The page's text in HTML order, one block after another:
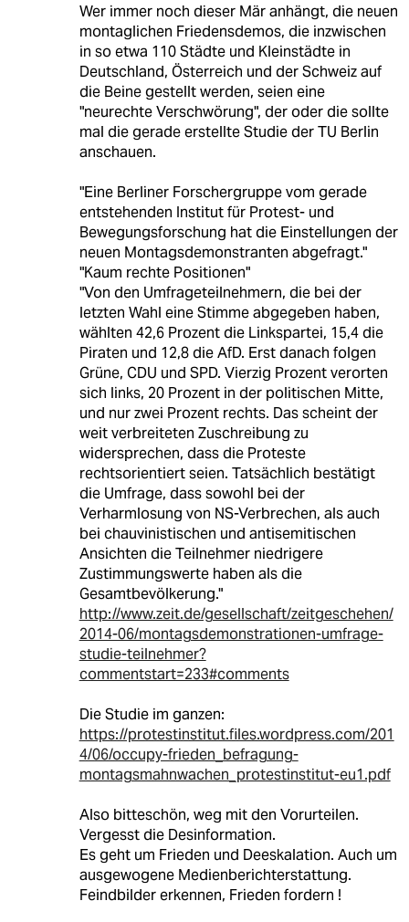
Wer immer noch dieser Mär anhängt, die neuen
montaglichen Friedensdemos, die inzwischen
in so etwa 110 Städte und Kleinstädte in
Deutschland, Österreich und der Schweiz auf
die Beine gestellt werden, seien eine
"neurechte Verschwörung", der oder die sollte
mal die gerade erstellte Studie der TU Berlin
anschauen.
"Eine Berliner Forschergruppe vom gerade
entstehenden Institut für Protest- und
Bewegungsforschung hat die Einstellungen der
neuen Montagsdemonstranten abgefragt."
"Kaum rechte Positionen"
"Von den Umfrageteilnehmern, die bei der
letzten Wahl eine Stimme abgegeben haben,
wählten 42,6 Prozent die Linkspartei, 15,4 die
Piraten und 12,8 die AfD. Erst danach folgen
Grüne, CDU und SPD. Vierzig Prozent verorten
sich links, 20 Prozent in der politischen Mitte,
und nur zwei Prozent rechts. Das scheint der
weit verbreiteten Zuschreibung zu
widersprechen, dass die Proteste
rechtsorientiert seien. Tatsächlich bestätigt
die Umfrage, dass sowohl bei der
Verharmlosung von NS-Verbrechen, als auch
bei chauvinistischen und antisemitischen
Ansichten die Teilnehmer niedrigere
Zustimmungswerte haben als die
Gesamtbevölkerung."
http://www.zeit.de/gesellschaft/zeitgeschehen/
2014-06/montagsdemonstrationen-umfrage-
studie-teilnehmer?
commentstart=233#comments
Die Studie im ganzen:
https://protestinstitut.files.wordpress.com/201
4/06/occupy-frieden_befragung-
montagsmahnwachen_protestinstitut-eu1.pdf
Also bitteschön, weg mit den Vorurteilen.
Vergesst die Desinformation.
Es geht um Frieden und Deeskalation. Auch um
ausgewogene Medienberichterstattung.
Feindbilder erkennen, Frieden fordern !